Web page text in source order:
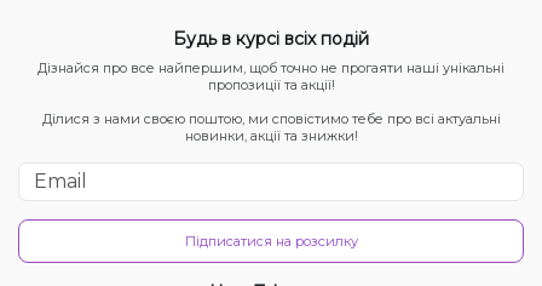
Будь в курсі всіх подій
Дізнайся про все найпершим, щоб точно не прогаяти наші унікальні
пропозиції та акції!
Ділися з нами своєю поштою, ми сповістимо тебе про всі актуальні
новинки, акції та знижки!
Підписатися на розсилку